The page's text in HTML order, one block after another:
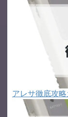
アレサ徹底攻